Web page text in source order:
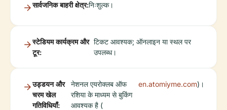
सार्वजनिक बाहरी क्षेत्र:निःशुल्क।
स्टेडियम कार्यक्रम और
टूर:
टिकट आवश्यक; ऑनलाइन या स्थल पर
उपलब्ध।
उड्डयन और
चरम खेल
गतिविधियाँ:
नेशनल एयरोक्लब ऑफ
रशिया के माध्यम से बुकिंग
आवश्यक है (
en.atomiyme.com)।